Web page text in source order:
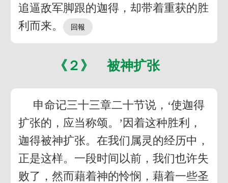
追逼敌军脚跟的迦得，却带着重获的胜
利而来。
《２》 被神扩张
申命记三十三章二十节说，‘使迦得
扩张的，应当称颂。’因着这种胜利，
迦得被神扩张。在我们属灵的经历中，
正是这样。一段时间以前，我们也许失
败了，然而藉着神的怜悯，藉着一些圣